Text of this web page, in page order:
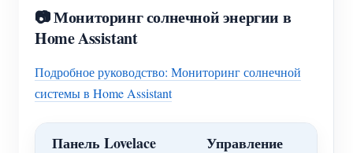
📷 Мониторинг солнечной энергии в
Home Assistant
Подробное руководство: Мониторинг солнечной
системы в Home Assistant
Панель Lovelace
Управление